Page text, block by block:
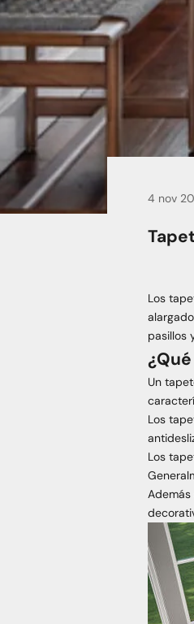
4 nov
Los
pasillos
Un
Los
Los